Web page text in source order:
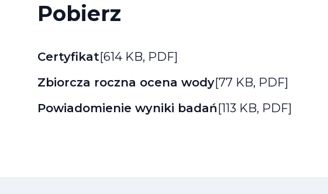
Pobierz
Certyfikat[614 KB, PDF]
Zbiorcza roczna ocena wody[77 KB, PDF]
Powiadomienie wyniki badań[113 KB, PDF]